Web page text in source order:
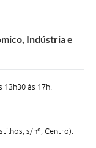
Indústria e
às 17h.
s/nº, Centro).